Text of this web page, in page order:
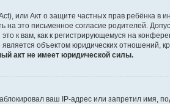
или Акт о защите частных прав ребёнка
на это письменное согласие родителей.
к вам, как к регистрирующемуся на
объектом юридических отношений,
акт не имеет юридической силы.
ваш IP-адрес или запретил имя,